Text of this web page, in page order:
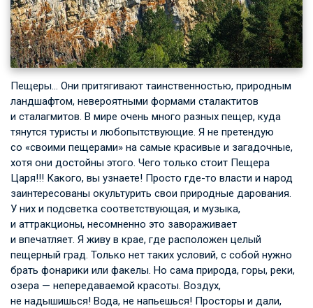
Пещеры… Они притягивают таинственностью, природным
ландшафтом, невероятными формами сталактитов
и сталагмитов. В мире очень много разных пещер, куда
тянутся туристы и любопытствующие. Я не претендую
со «своими пещерами» на самые красивые и загадочные,
хотя они достойны этого. Чего только стоит Пещера
Царя!!! Какого, вы узнаете! Просто где-то власти и народ
заинтересованы окультурить свои природные дарования.
У них и подсветка соответствующая, и музыка,
и аттракционы, несомненно это завораживает
и впечатляет. Я живу в крае, где расположен целый
пещерный град. Только нет таких условий, с собой нужно
брать фонарики или факелы. Но сама природа, горы, реки,
озера — непередаваемой красоты. Воздух,
не надышишься! Вода, не напьешься! Просторы и дали,